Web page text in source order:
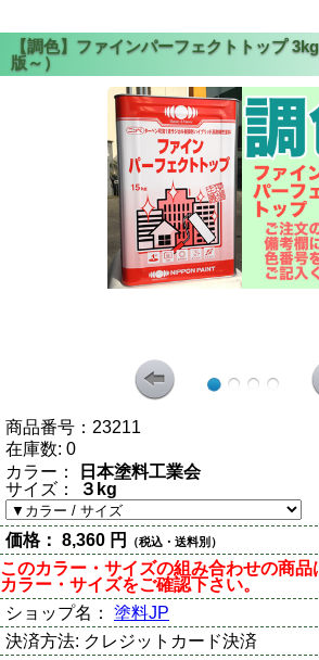
商品番号： 23211
在庫数: 0
カラー：
日本塗料工業会
サイズ：
３kg
価格： 8,360 円 （税込・送料別）
このカラー・サイズの組み合わせの商
カラー・サイズをご確認下さい。
ショップ名： 塗料JP
決済方法: クレジットカード決済